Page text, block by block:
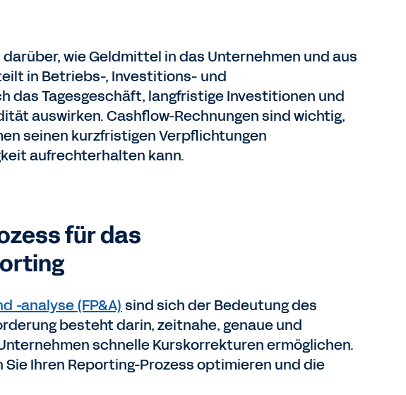
wie Geldmittel in das Unternehmen und aus
in Betriebs-, Investitions- und
das Tagesgeschäft, langfristige Investitionen und
auswirken. Cashflow-Rechnungen sind wichtig,
seinen kurzfristigen Verpflichtungen
aufrechterhalten kann.
für das
-analyse (FP&A) sind sich der Bedeutung des
besteht darin, zeitnahe, genaue und
schnelle Kurskorrekturen ermöglichen.
Ihren Reporting-Prozess optimieren und die